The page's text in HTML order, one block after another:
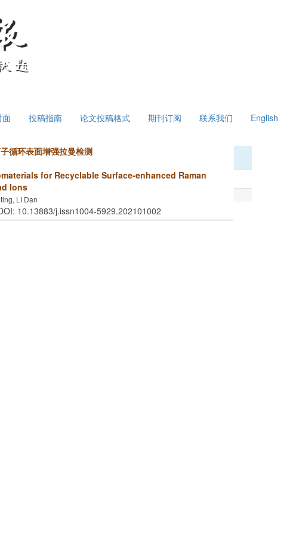
面 投稿指南 论文投稿格式 期刊订阅 联系我们 English
循环表面增强拉曼检测
for Recyclable Surface-enhanced Raman
Ions
LI Dan
10.13883/j.issn1004-5929.202101002